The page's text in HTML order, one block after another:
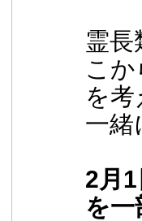
霊⻑
こ
を
一緒
2月
を一